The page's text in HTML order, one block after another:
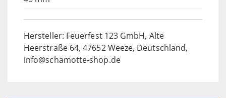
Hersteller: Feuerfest 123 GmbH, Alte
Heerstraße 64, 47652 Weeze, Deutschland,
info@schamotte-shop.de